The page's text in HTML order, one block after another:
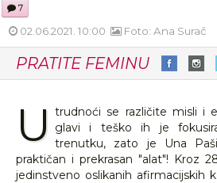
7
02.06.2021. 10:00 Foto: Ana Surač
PRATITE FEMINU
U trudnoći se različite misli i
glavi i teško ih je
trenutku, zato je Una
praktičan i prekrasan "alat"! Kroz
jedinstveno oslikanih afirmacijskih